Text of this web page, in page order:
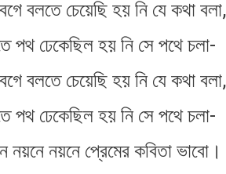
বলতে চেয়েছি হয় নি যে কথা বলা,
পথ ঢেকেছিল হয় নি সে পথে চলা-
বলতে চেয়েছি হয় নি যে কথা বলা,
পথ ঢেকেছিল হয় নি সে পথে চলা-
নয়নে নয়নে প্রেমের কবিতা ভাবো।